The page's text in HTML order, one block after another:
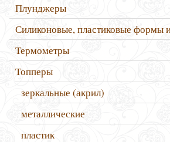
Плунджеры
Силиконовые, пластиковые формы
Термометры
Топперы
зеркальные (акрил)
металлические
пластик